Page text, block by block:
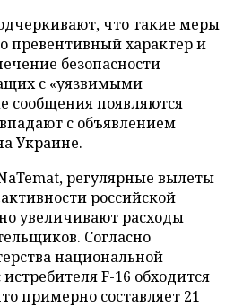
что такие меры
превентивный характер и
безопасности
с «уязвимыми
сообщения появляются
с объявлением
Украине.
регулярные вылеты
российской
увеличивают расходы
Согласно
национальной
F-16 обходится
примерно составляет 21